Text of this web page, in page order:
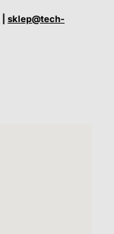
sklep@tech-